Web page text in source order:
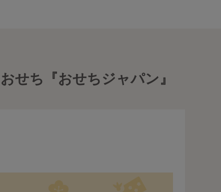
せち『おせちジャパン』